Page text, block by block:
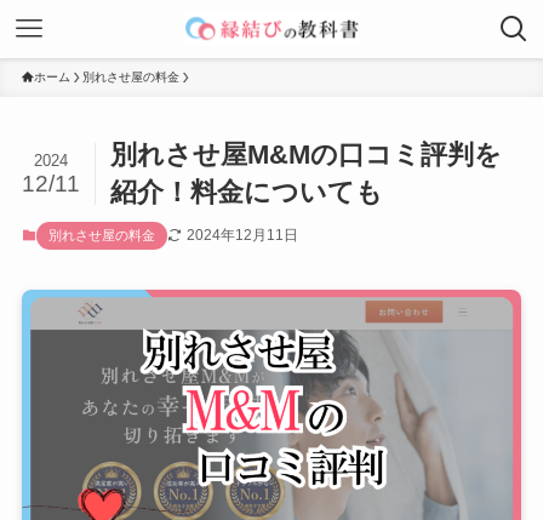
ホーム 別れさせ屋の料金
別れさせ屋M&Mの口コミ評判を
紹介！料金についても
2024
12/11
別れさせ屋の料金 2024年12月11日